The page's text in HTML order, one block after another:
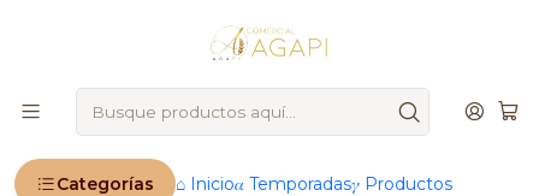
Categorías ⌂ Inicio𝛼 Temporadas𝛾 Productos
IMPORTANTE: Ahora operamos 100 % online 🚨
Inicio Productos ®️ Marcas
Darnel
Envase Transparente Copa Veneciana 5 Oz (148ml) X50
Unidades